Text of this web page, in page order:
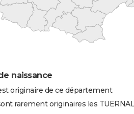
naissance
originaire de ce département
rarement originaires les